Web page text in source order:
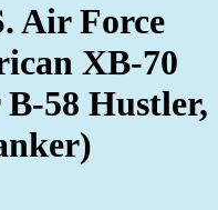
Air Force
XB-70
58 Hustler,